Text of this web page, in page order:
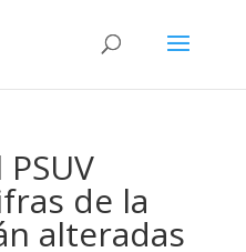
de la
alteradas